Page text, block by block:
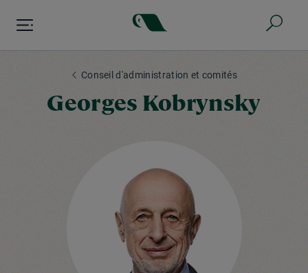
Conseil d'administration et comités
Georges Kobrynsky